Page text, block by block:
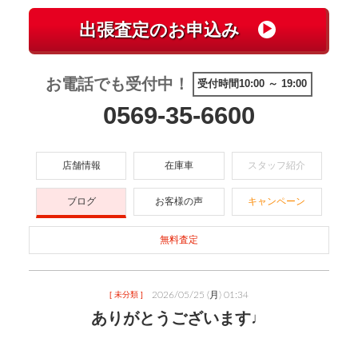
お電話でも受付中！ 受付時間10:00 ～ 19:00
0569-35-6600
店舗情報 在庫車 スタッフ紹介
ブログ お客様の声 キャンペーン
無料査定
[ 未分類 ] 2026/05/25 (月) 01:34
ありがとうございます♩